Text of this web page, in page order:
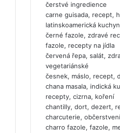
čerstvé ingredience
carne guisada, recept,
latinskoamerická
černé fazole, zdravé
fazole, recepty na jídla
červená řepa, salát,
vegetariánské
česnek, máslo, recept,
chana masala, indická
recepty, cizrna, koření
chantilly, dort, dezert,
charcuterie,
charro fazole, fazole,